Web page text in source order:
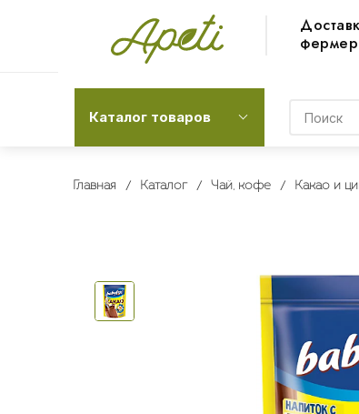
Каталог товаров
Главная Каталог Чай, кофе Какао и